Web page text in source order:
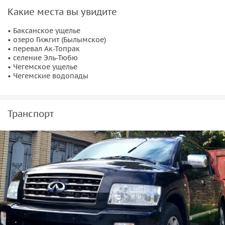
Какие места вы увидите
• Баксанское ущелье
• озеро Гижгит (Былымское)
• перевал Ак-Топрак
• селение Эль-Тюбю
• Чегемское ущелье
• Чегемские водопады
Транспорт